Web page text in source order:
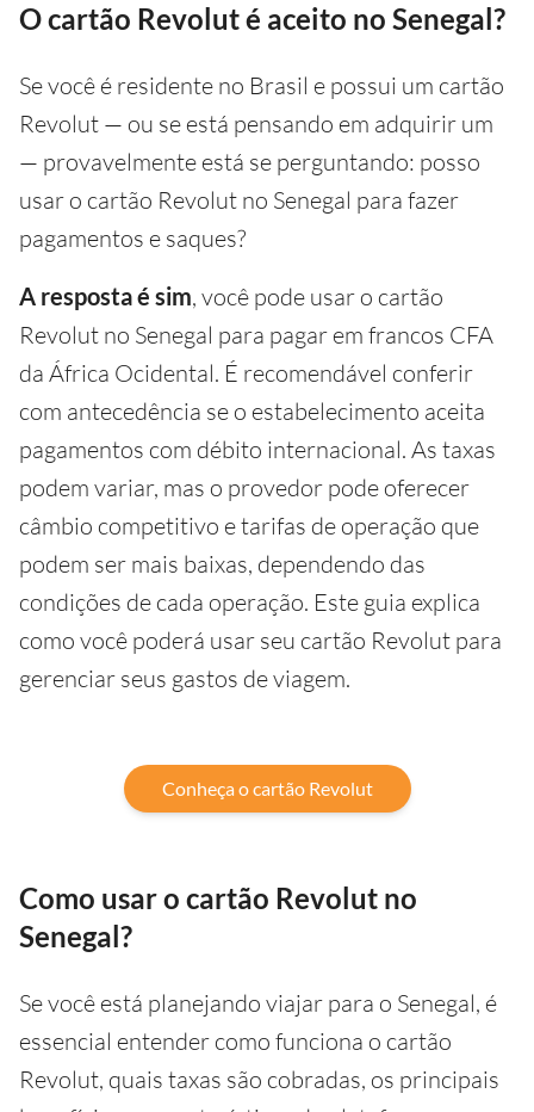
O cartão Revolut é aceito no Senegal?
Se você é residente no Brasil e possui um cartão
Revolut — ou se está pensando em adquirir um
— provavelmente está se perguntando: posso
usar o cartão Revolut no Senegal para fazer
pagamentos e saques?
A resposta é sim, você pode usar o cartão
Revolut no Senegal para pagar em francos CFA
da África Ocidental. É recomendável conferir
com antecedência se o estabelecimento aceita
pagamentos com débito internacional. As taxas
podem variar, mas o provedor pode oferecer
câmbio competitivo e tarifas de operação que
podem ser mais baixas, dependendo das
condições de cada operação. Este guia explica
como você poderá usar seu cartão Revolut para
gerenciar seus gastos de viagem.
Conheça o cartão Revolut
Como usar o cartão Revolut no
Senegal?
Se você está planejando viajar para o Senegal, é
essencial entender como funciona o cartão
Revolut, quais taxas são cobradas, os principais